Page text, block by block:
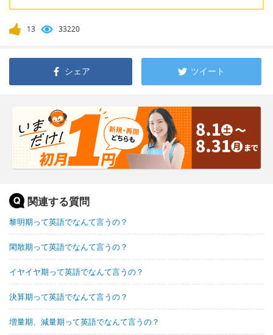
13 33220
シェア ツイート
関連する質問
黎明期って英語でなんて言うの？
閑散期って英語でなんて言うの？
イヤイヤ期って英語でなんて言うの？
決算期って英語でなんて言うの？
増量期、減量期って英語でなんて言うの？